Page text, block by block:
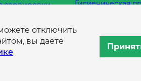
сервировки
Гигиеническая
отключить
вы даете